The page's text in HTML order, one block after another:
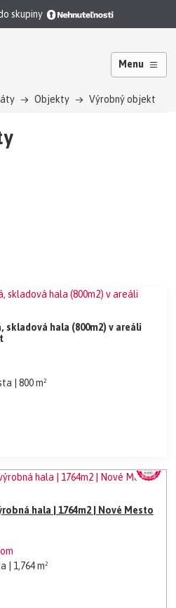
skupiny
Menu
Objekty Výrobný objekt
skladová hala (800m2) v areáli
| 800 m²
hala | 1764m2 | Nové Mesto
| 1,764 m²